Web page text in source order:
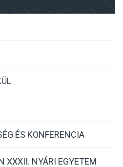
ÉS KONFERENCIA
XXXII. NYÁRI EGYETEM